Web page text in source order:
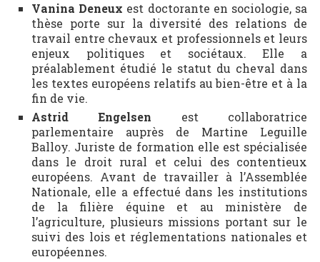
Vanina Deneux est doctorante en sociologie, sa
thèse porte sur la diversité des relations de
travail entre chevaux et professionnels et leurs
enjeux politiques et sociétaux. Elle a
préalablement étudié le statut du cheval dans
les textes européens relatifs au bien-être et à la
fin de vie.
Astrid Engelsen est collaboratrice
parlementaire auprès de Martine Leguille
Balloy. Juriste de formation elle est spécialisée
dans le droit rural et celui des contentieux
européens. Avant de travailler à l’Assemblée
Nationale, elle a effectué dans les institutions
de la filière équine et au ministère de
l’agriculture, plusieurs missions portant sur le
suivi des lois et réglementations nationales et
européennes.